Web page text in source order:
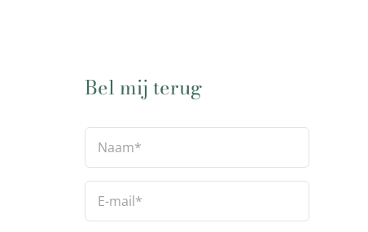
Bel mij terug